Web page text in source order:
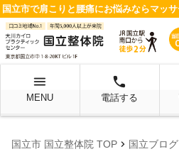
menu
MENU
local_phone
電話する
国立市 国立整体院 TOP chevron_right 国立ブログ